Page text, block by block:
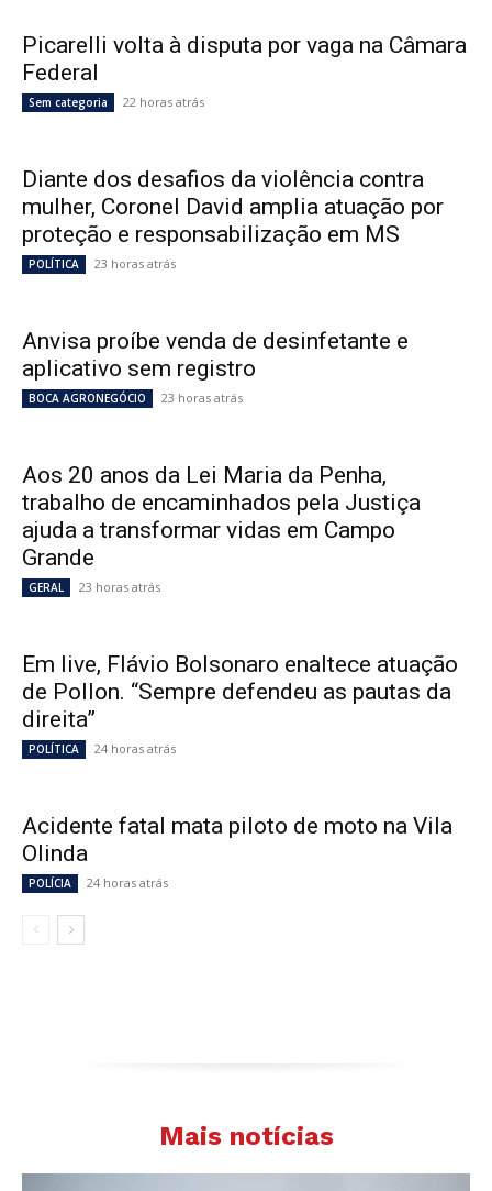
Picarelli volta à disputa por vaga na Câmara
Federal
Sem categoria 22 horas atrás
Diante dos desafios da violência contra
mulher, Coronel David amplia atuação por
proteção e responsabilização em MS
POLÍTICA 23 horas atrás
Anvisa proíbe venda de desinfetante e
aplicativo sem registro
BOCA AGRONEGÓCIO 23 horas atrás
Aos 20 anos da Lei Maria da Penha,
trabalho de encaminhados pela Justiça
ajuda a transformar vidas em Campo
Grande
GERAL 23 horas atrás
Em live, Flávio Bolsonaro enaltece atuação
de Pollon. “Sempre defendeu as pautas da
direita”
POLÍTICA 24 horas atrás
Acidente fatal mata piloto de moto na Vila
Olinda
POLÍCIA 24 horas atrás
Mais notícias